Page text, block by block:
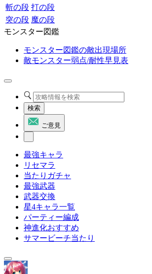
斬の段 打の段
突の段 魔の段
モンスター図鑑
モンスター図鑑の敵出現場所
敵モンスター弱点/耐性早見表
検索
ご意見
最強キャラ
リセマラ
当たりガチャ
最強武器
武器交換
星4キャラ一覧
パーティー編成
神進化おすすめ
サマービーチ当たり